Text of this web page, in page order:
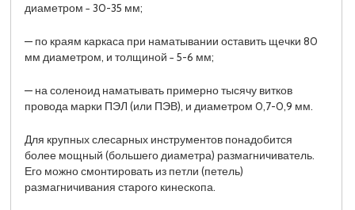
диаметром − 30-35 мм;
— по краям каркаса при наматывании оставить щечки 80
мм диаметром, и толщиной − 5-6 мм;
— на соленоид наматывать примерно тысячу витков
провода марки ПЭЛ (или ПЭВ), и диаметром 0,7-0,9 мм.
Для крупных слесарных инструментов понадобится
более мощный (большего диаметра) размагничиватель.
Его можно смонтировать из петли (петель)
размагничивания старого кинескопа.